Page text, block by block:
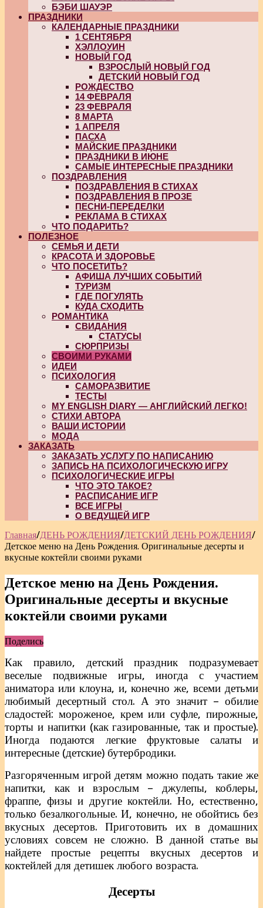
БЭБИ ШАУЭР
ПРАЗДНИКИ
КАЛЕНДАРНЫЕ ПРАЗДНИКИ
1 СЕНТЯБРЯ
ХЭЛЛОУИН
НОВЫЙ ГОД
ВЗРОСЛЫЙ НОВЫЙ ГОД
ДЕТСКИЙ НОВЫЙ ГОД
РОЖДЕСТВО
14 ФЕВРАЛЯ
23 ФЕВРАЛЯ
8 МАРТА
1 АПРЕЛЯ
ПАСХА
МАЙСКИЕ ПРАЗДНИКИ
ПРАЗДНИКИ В ИЮНЕ
САМЫЕ ИНТЕРЕСНЫЕ ПРАЗДНИКИ
ПОЗДРАВЛЕНИЯ
ПОЗДРАВЛЕНИЯ В СТИХАХ
ПОЗДРАВЛЕНИЯ В ПРОЗЕ
ПЕСНИ-ПЕРЕДЕЛКИ
РЕКЛАМА В СТИХАХ
ЧТО ПОДАРИТЬ?
ПОЛЕЗНОЕ
СЕМЬЯ И ДЕТИ
КРАСОТА И ЗДОРОВЬЕ
ЧТО ПОСЕТИТЬ?
АФИША ЛУЧШИХ СОБЫТИЙ
ТУРИЗМ
ГДЕ ПОГУЛЯТЬ
КУДА СХОДИТЬ
РОМАНТИКА
СВИДАНИЯ
СТАТУСЫ
СЮРПРИЗЫ
СВОИМИ РУКАМИ
ИДЕИ
ПСИХОЛОГИЯ
САМОРАЗВИТИЕ
ТЕСТЫ
MY ENGLISH DIARY — АНГЛИЙСКИЙ ЛЕГКО!
СТИХИ АВТОРА
ВАШИ ИСТОРИИ
МОДА
ЗАКАЗАТЬ
ЗАКАЗАТЬ УСЛУГУ ПО НАПИСАНИЮ
ЗАПИСЬ НА ПСИХОЛОГИЧЕСКУЮ ИГРУ
ПСИХОЛОГИЧЕСКИЕ ИГРЫ
ЧТО ЭТО ТАКОЕ?
РАСПИСАНИЕ ИГР
ВСЕ ИГРЫ
О ВЕДУЩЕЙ ИГР
Главная/ДЕНЬ РОЖДЕНИЯ/ДЕТСКИЙ ДЕНЬ РОЖДЕНИЯ/
Детское меню на День Рождения. Оригинальные десерты и
вкусные коктейли своими руками
Детское меню на День Рождения.
Оригинальные десерты и вкусные
коктейли своими руками
Поделись
Как правило, детский праздник подразумевает
веселые подвижные игры, иногда с участием
аниматора или клоуна, и, конечно же, всеми детьми
любимый десертный стол. А это значит – обилие
сладостей: мороженое, крем или суфле, пирожные,
торты и напитки (как газированные, так и простые).
Иногда подаются легкие фруктовые салаты и
интересные (детские) бутербродики.
Разгоряченным игрой детям можно подать такие же
напитки, как и взрослым – джулепы, коблеры,
фраппе, физы и другие коктейли. Но, естественно,
только безалкогольные. И, конечно, не обойтись без
вкусных десертов. Приготовить их в домашних
условиях совсем не сложно. В данной статье вы
найдете простые рецепты вкусных десертов и
коктейлей для детишек любого возраста.
Десерты